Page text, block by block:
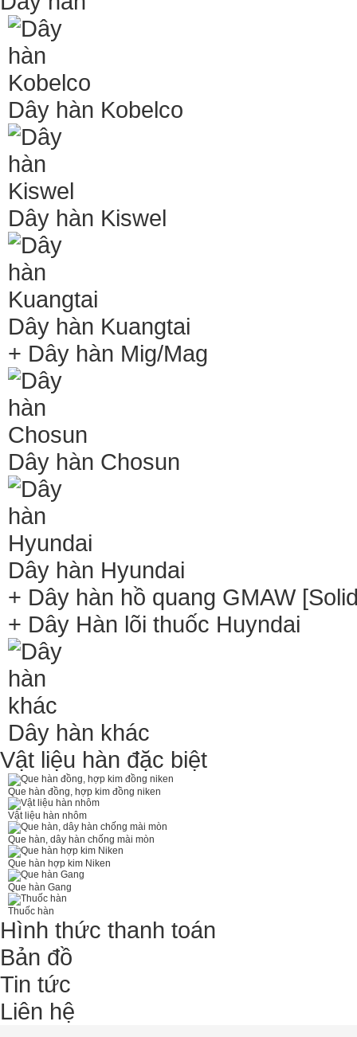
Dây hàn Kobelco
Dây hàn Kiswel
Dây hàn Kuangtai
+ Dây hàn Mig/Mag
Dây hàn Chosun
Dây hàn Hyundai
+ Dây hàn hồ quang GMAW
+ Dây Hàn lõi thuốc Huyndai
Dây hàn khác
Vật liệu hàn đặc biệt
Que hàn đồng, hợp kim đồng niken
Vật liệu hàn nhôm
Que hàn, dây hàn chống mài mòn
Que hàn hợp kim Niken
Que hàn Gang
Thuốc hàn
Hình thức thanh toán
Bản đồ
Tin tức
Liên hệ